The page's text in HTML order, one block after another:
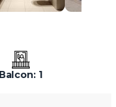
Balcon: 1